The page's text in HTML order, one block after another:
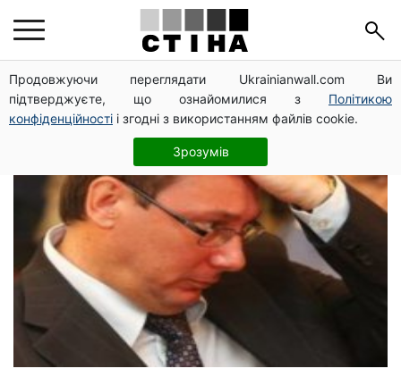
Продовжуючи переглядати Ukrainianwall.com Ви
підтверджуєте, що ознайомилися з Політикою
конфіденційності і згодні з використанням файлів cookie.
Зрозумів
Зеленский президент